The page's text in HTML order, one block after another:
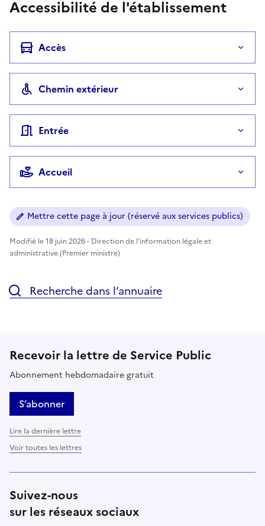
Accessibilité de l'établissement
Accès
Chemin extérieur
Entrée
Accueil
Mettre cette page à jour (réservé aux services publics)
Modifié le 18 juin 2026 - Direction de l'information légale et
administrative (Premier ministre)
Recherche dans l’annuaire
Recevoir la lettre de Service Public
Abonnement hebdomadaire gratuit
S’abonner
Lire la dernière lettre
Voir toutes les lettres
Suivez-nous
sur les réseaux sociaux